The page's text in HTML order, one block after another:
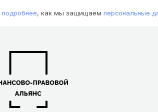
подробнее, как мы защищаем персональные